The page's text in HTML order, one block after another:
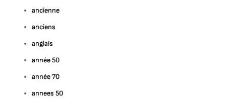
ancienne
anciens
anglais
année 50
année 70
annees 50